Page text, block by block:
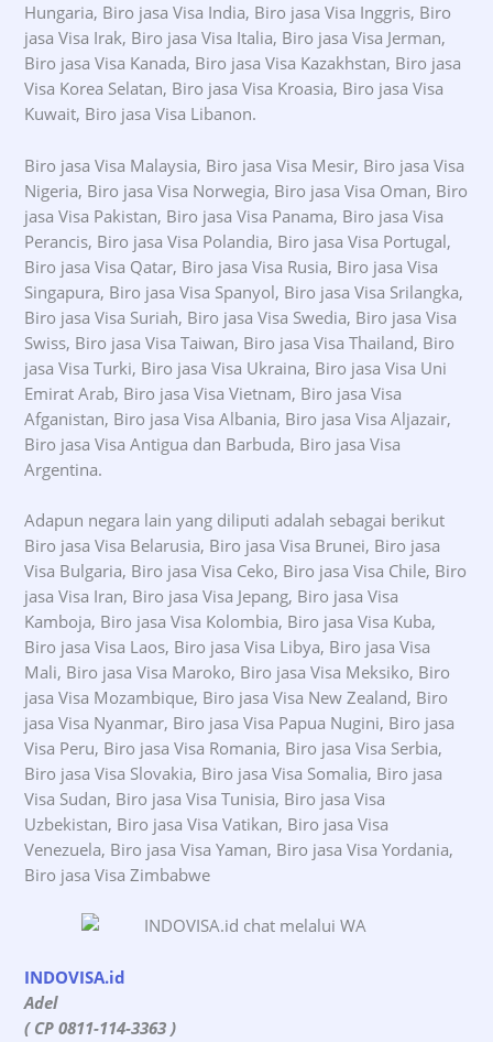
Hungaria, Biro jasa Visa India, Biro jasa Visa Inggris, Biro
jasa Visa Irak, Biro jasa Visa Italia, Biro jasa Visa Jerman,
Biro jasa Visa Kanada, Biro jasa Visa Kazakhstan, Biro jasa
Visa Korea Selatan, Biro jasa Visa Kroasia, Biro jasa Visa
Kuwait, Biro jasa Visa Libanon.
Biro jasa Visa Malaysia, Biro jasa Visa Mesir, Biro jasa Visa
Nigeria, Biro jasa Visa Norwegia, Biro jasa Visa Oman, Biro
jasa Visa Pakistan, Biro jasa Visa Panama, Biro jasa Visa
Perancis, Biro jasa Visa Polandia, Biro jasa Visa Portugal,
Biro jasa Visa Qatar, Biro jasa Visa Rusia, Biro jasa Visa
Singapura, Biro jasa Visa Spanyol, Biro jasa Visa Srilangka,
Biro jasa Visa Suriah, Biro jasa Visa Swedia, Biro jasa Visa
Swiss, Biro jasa Visa Taiwan, Biro jasa Visa Thailand, Biro
jasa Visa Turki, Biro jasa Visa Ukraina, Biro jasa Visa Uni
Emirat Arab, Biro jasa Visa Vietnam, Biro jasa Visa
Afganistan, Biro jasa Visa Albania, Biro jasa Visa Aljazair,
Biro jasa Visa Antigua dan Barbuda, Biro jasa Visa
Argentina.
Adapun negara lain yang diliputi adalah sebagai berikut
Biro jasa Visa Belarusia, Biro jasa Visa Brunei, Biro jasa
Visa Bulgaria, Biro jasa Visa Ceko, Biro jasa Visa Chile, Biro
jasa Visa Iran, Biro jasa Visa Jepang, Biro jasa Visa
Kamboja, Biro jasa Visa Kolombia, Biro jasa Visa Kuba,
Biro jasa Visa Laos, Biro jasa Visa Libya, Biro jasa Visa
Mali, Biro jasa Visa Maroko, Biro jasa Visa Meksiko, Biro
jasa Visa Mozambique, Biro jasa Visa New Zealand, Biro
jasa Visa Nyanmar, Biro jasa Visa Papua Nugini, Biro jasa
Visa Peru, Biro jasa Visa Romania, Biro jasa Visa Serbia,
Biro jasa Visa Slovakia, Biro jasa Visa Somalia, Biro jasa
Visa Sudan, Biro jasa Visa Tunisia, Biro jasa Visa
Uzbekistan, Biro jasa Visa Vatikan, Biro jasa Visa
Venezuela, Biro jasa Visa Yaman, Biro jasa Visa Yordania,
Biro jasa Visa Zimbabwe
INDOVISA.id
Adel
( CP 0811-114-3363 )